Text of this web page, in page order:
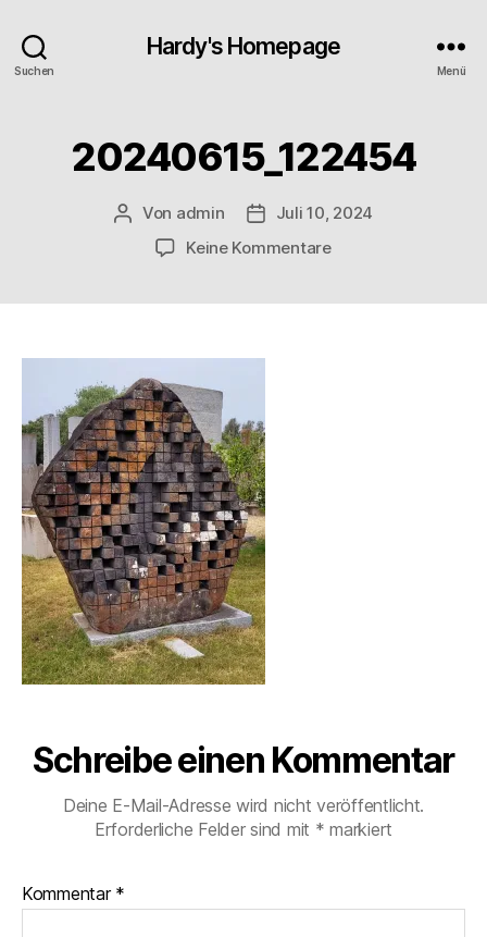
Suchen
Hardy's Homepage
Menü
20240615_122454
Beitragsautor
Von admin Veröffentlichungsdatum
Juli 10, 2024
Keine Kommentarezu
Schreibe einen Kommentar
Deine E-Mail-Adresse wird nicht veröffentlicht.
Erforderliche Felder sind mit * markiert
Kommentar *